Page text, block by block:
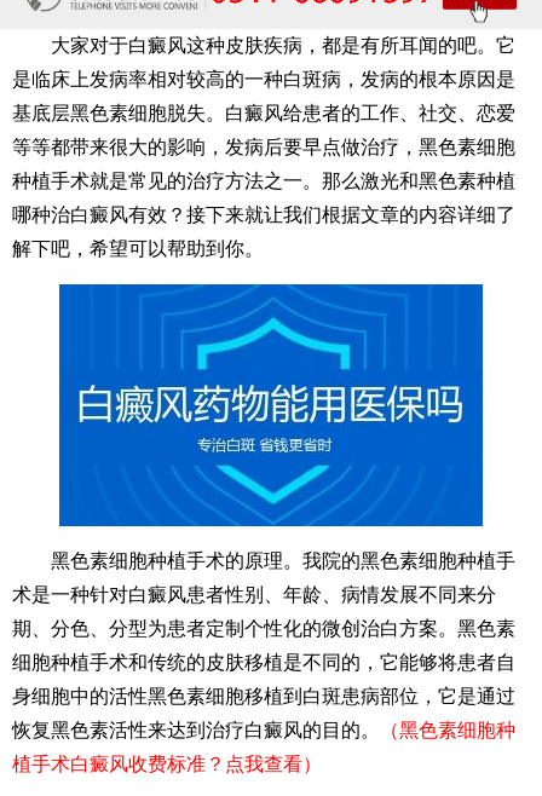
大家对于白癜风这种皮肤疾病，都是有所耳闻的吧。它
是临床上发病率相对较高的一种白斑病，发病的根本原因是
基底层黑色素细胞脱失。白癜风给患者的工作、社交、恋爱
等等都带来很大的影响，发病后要早点做治疗，黑色素细胞
种植手术就是常见的治疗方法之一。那么激光和黑色素种植
哪种治白癜风有效？接下来就让我们根据文章的内容详细了
解下吧，希望可以帮助到你。
黑色素细胞种植手术的原理。我院的黑色素细胞种植手
术是一种针对白癜风患者性别、年龄、病情发展不同来分
期、分色、分型为患者定制个性化的微创治白方案。黑色素
细胞种植手术和传统的皮肤移植是不同的，它能够将患者自
身细胞中的活性黑色素细胞移植到白斑患病部位，它是通过
恢复黑色素活性来达到治疗白癜风的目的。
（黑色素细胞种
植手术白癜风收费标准？点我查看）